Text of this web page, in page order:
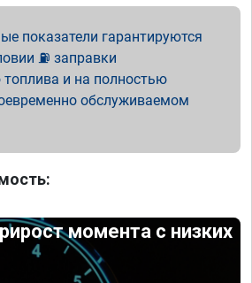
показатели гарантируются
⛽ заправки
топлива и на полностью
обслуживаемом
момента с низких